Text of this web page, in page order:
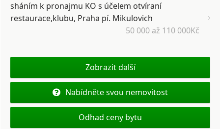
sháním k pronajmu KO s účelem otvíraní
restaurace,klubu, Praha pí. Mikulovich
50 000 až 110 000Kč
Zobrazit další
Nabídněte svou nemovitost
Odhad ceny bytu